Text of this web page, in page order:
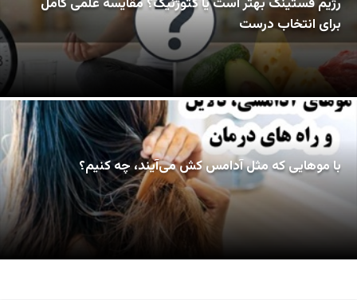
برای انتخاب درست
با موهایی که مثل آدامس کش می‌آیند، چه کنیم؟